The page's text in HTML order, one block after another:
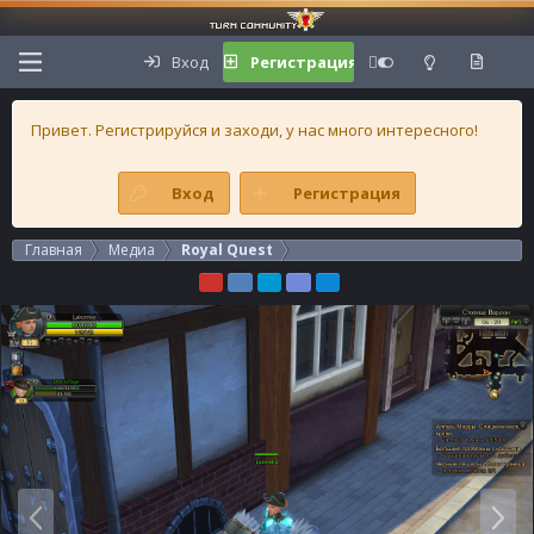
Вход Регистрация
Привет. Регистрируйся и заходи, у нас много интересного!
Вход Регистрация
Главная Медиа Royal Quest
Н
а
В